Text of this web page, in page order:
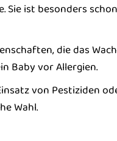
Sie ist besonders
die das
Baby vor Allergien.
von Pestiziden
Wahl.